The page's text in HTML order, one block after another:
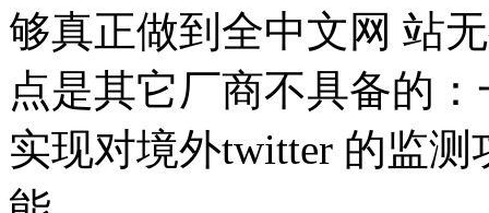
够真正做到全中文网 站
点是其它厂商不具备的
实现对境外twitter 的监